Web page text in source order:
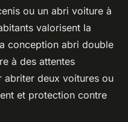
ou un abri voiture à
valorisent la
conception abri double
à des attentes
abriter deux voitures ou
et protection contre